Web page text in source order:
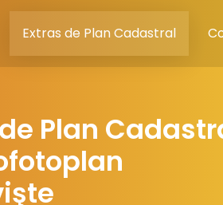
Extras de Plan Cadastral
Plan